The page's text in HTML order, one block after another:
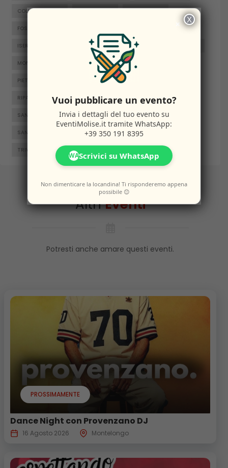
COLLE D'ANCHISE COLLETORTO FERRAZZANO
FOSSALTO GUARDIAREGIA
ISERNIA LARINO MACCHIAGODENA
MONTENERO DI BISACCIA ORATINO
PIETRABBONDANTE PIETRACATELLA
RIPALIMOSANI ROCCAMANDOLFI ROTELLO
SAN GIACOMO DEGLI SCHIAVONI SAN MASSIMO
SANTA CROCE DI MAGLIANO SEPINO TERMOLI
TRIVENTO VENAFRO
AltriEventi
Potresti anche amare questi eventi.
PROSSIMAMENTE
Dance Night con Provenzano DJ
16 Agosto 2026 Montelongo
×
Vuoi pubblicare un evento?
Invia i dettagli del tuo evento su
EventiMolise.it tramite WhatsApp:
+39 350 191 8395
WAScrivici su WhatsApp
Non dimenticare la locandina! Ti risponderemo appena
possibile 😊
X